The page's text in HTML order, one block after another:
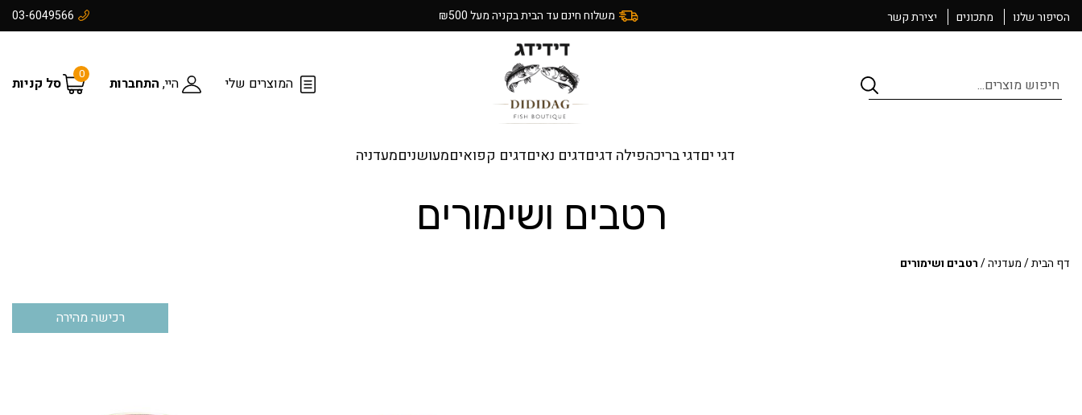
הסיפור שלנו מתכונים יצירת קשר משלוח חינם עד הבית בקניה מעל ₪500 03-6049566
search המוצרים שלי היי, התחברות
0
סל קניות
דגי יםדגי בריכהפילה דגיםדגים נאיםדגים קפואיםמעושניםמעדניה
רטבים ושימורים
דף הבית/מעדניה/רטבים ושימורים
רכישה מהירה